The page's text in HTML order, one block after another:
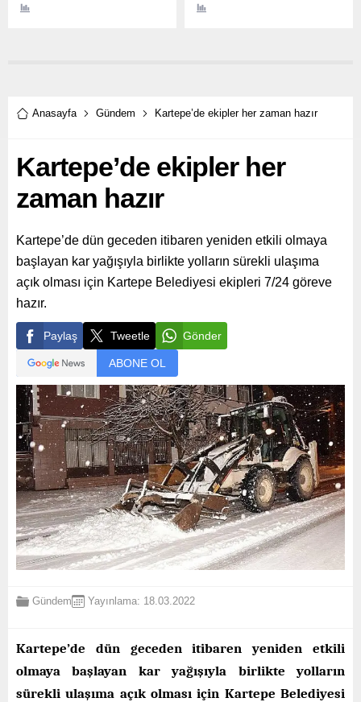
giderek vatandaşımıza
Anasayfa Gündem Kartepe’de ekipler her zaman hazır
Kartepe’de ekipler her
zaman hazır
Kartepe’de dün geceden itibaren yeniden etkili olmaya
başlayan kar yağışıyla birlikte yolların sürekli ulaşıma
açık olması için Kartepe Belediyesi ekipleri 7/24 göreve
hazır.
Paylaş Tweetle Gönder
ABONE OL
Gündem Yayınlama: 18.03.2022
Kartepe’de dün geceden itibaren yeniden etkili
olmaya başlayan kar yağışıyla birlikte yolların
sürekli ulaşıma açık olması için Kartepe Belediyesi